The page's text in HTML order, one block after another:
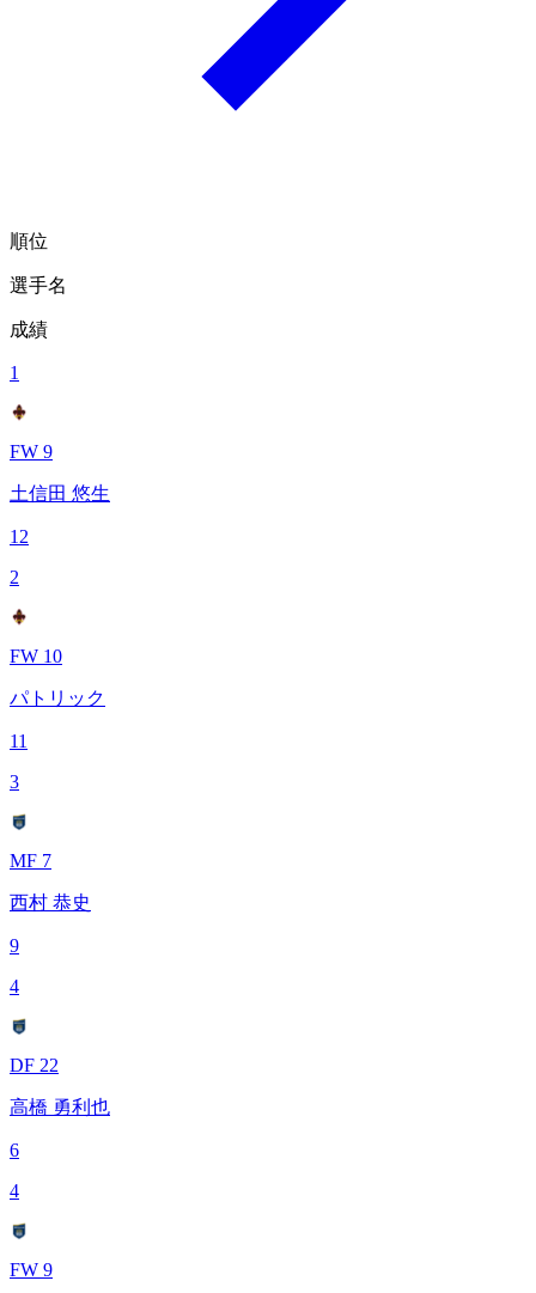
順位
選手名
成績
1
FW 9
土信田 悠生
12
2
FW 10
パトリック
11
3
MF 7
西村 恭史
9
4
DF 22
高橋 勇利也
6
4
FW 9